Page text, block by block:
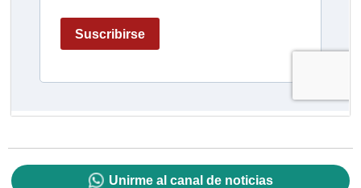
Unirme al canal de noticias